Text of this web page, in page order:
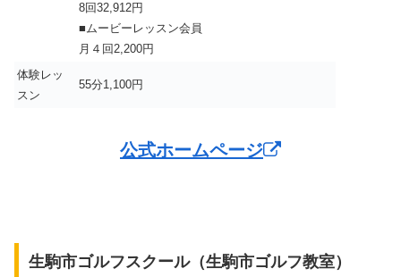
8回32,912円
■ムービーレッスン会員
月４回2,200円
体験レッ
スン
55分1,100円
公式ホームページ
生駒市ゴルフスクール（生駒市ゴルフ教室）